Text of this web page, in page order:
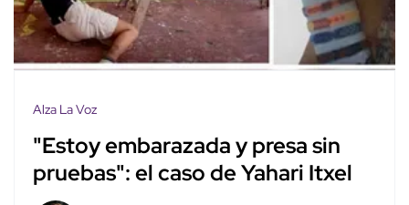
Alza La Voz
"Estoy embarazada y presa sin
pruebas": el caso de Yahari Itxel